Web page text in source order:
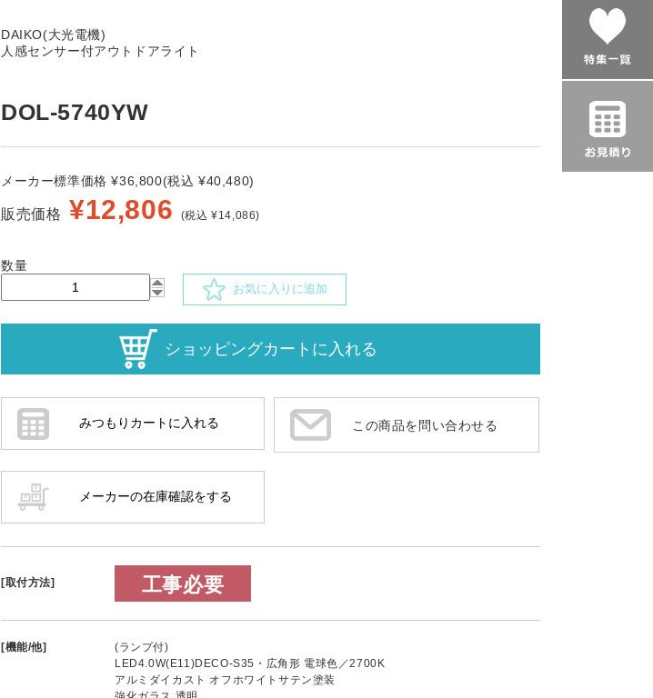
DAIKO(大光電機)
人感センサー付アウトドアライト
DOL-5740YW
メーカー標準価格 ¥36,800(税込 ¥40,480)
販売価格 ¥12,806 (税込 ¥14,086)
数量
お気に入りに追加
この商品を問い合わせる
[取付方法] 工事必要
[機能/他]
(ランプ付)
LED4.0W(E11)DECO-S35・広角形 電球色／2700K
アルミダイカスト オフホワイトサテン塗装